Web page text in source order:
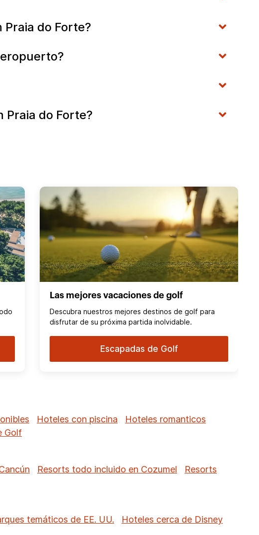
do Forte?
Praia do Forte?
Las mejores vacaciones de golf
Descubra nuestros mejores destinos de golf para
disfrutar de su próxima partida inolvidable.
Escapadas de Golf
Hoteles con piscina
Hoteles romanticos
Golf
Resorts todo incluido en Cozumel
Resorts
temáticos de EE. UU.
Hoteles cerca de Disney